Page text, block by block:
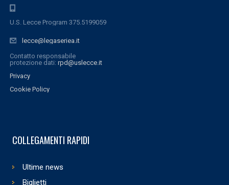
U.S. Lecce Program 375.5199059
lecce@legaseriea.it
Contatto responsabile
protezione dati: rpd@uslecce.it
Privacy
Cookie Policy
COLLEGAMENTI RAPIDI
Ultime news
Biglietti